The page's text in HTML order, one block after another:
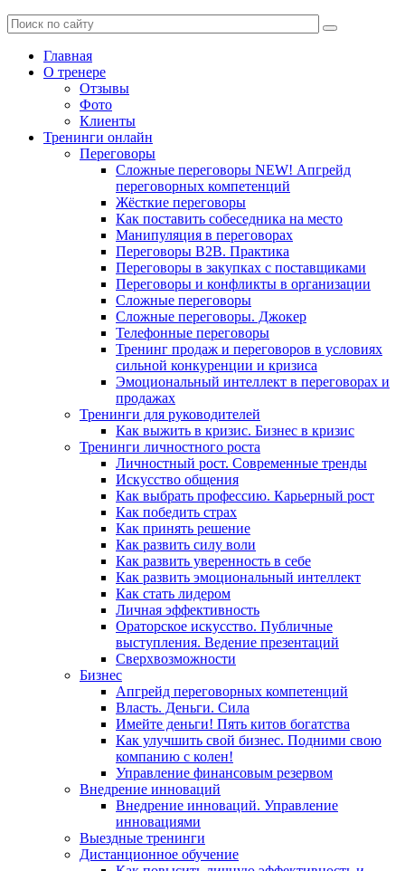
Главная
О тренере
Отзывы
Фото
Клиенты
Тренинги онлайн
Переговоры
Сложные переговоры NEW! Апгрейд
переговорных компетенций
Жёсткие переговоры
Как поставить собеседника на место
Манипуляция в переговорах
Переговоры B2B. Практика
Переговоры в закупках с поставщиками
Переговоры и конфликты в организации
Сложные переговоры
Сложные переговоры. Джокер
Телефонные переговоры
Тренинг продаж и переговоров в условиях
сильной конкуренции и кризиса
Эмоциональный интеллект в переговорах и
продажах
Тренинги для руководителей
Как выжить в кризис. Бизнес в кризис
Тренинги личностного роста
Личностный рост. Современные тренды
Искусство общения
Как выбрать профессию. Карьерный рост
Как победить страх
Как принять решение
Как развить силу воли
Как развить уверенность в себе
Как развить эмоциональный интеллект
Как стать лидером
Личная эффективность
Ораторское искусство. Публичные
выступления. Ведение презентаций
Сверхвозможности
Бизнес
Апгрейд переговорных компетенций
Власть. Деньги. Сила
Имейте деньги! Пять китов богатства
Как улучшить свой бизнес. Подними свою
компанию с колен!
Управление финансовым резервом
Внедрение инноваций
Внедрение инноваций. Управление
инновациями
Выездные тренинги
Дистанционное обучение